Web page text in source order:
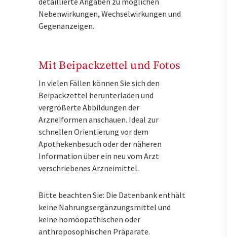
Nebenwirkungen, Wechselwirkungen und
Gegenanzeigen.
Mit Beipackzettel und Fotos
In vielen Fällen können Sie sich den
Beipackzettel herunterladen und
vergrößerte Abbildungen der
Arzneiformen anschauen. Ideal zur
schnellen Orientierung vor dem
Apothekenbesuch oder der näheren
Information über ein neu vom Arzt
verschriebenes Arzneimittel.
Bitte beachten Sie: Die Datenbank enthält
keine Nahrungsergänzungsmittel und
keine homöopathischen oder
anthroposophischen Präparate.